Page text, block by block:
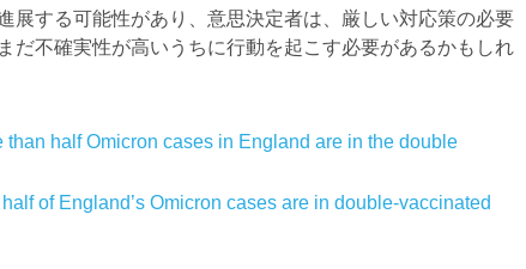
展する可能性があり、意思決定者は、厳しい対応策の必要
だ不確実性が高いうちに行動を起こす必要があるかもしれ
than half Omicron cases in England are in the double
of England’s Omicron cases are in double-vaccinated